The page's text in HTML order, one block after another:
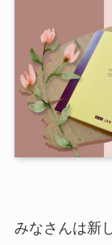
みなさんは新